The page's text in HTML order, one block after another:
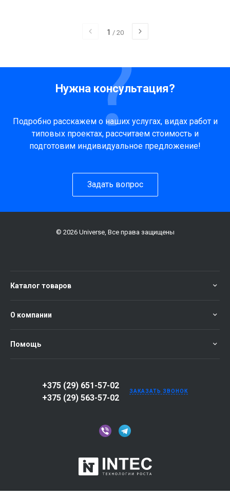
1 / 20
Нужна консультация?
Подробно расскажем о наших услугах, видах работ и
типовых проектах, рассчитаем стоимость и
подготовим индивидуальное предложение!
Задать вопрос
© 2026 Universe, Все права защищены
Каталог товаров
О компании
Помощь
+375 (29) 651-57-02
+375 (29) 563-57-02
ЗАКАЗАТЬ ЗВОНОК